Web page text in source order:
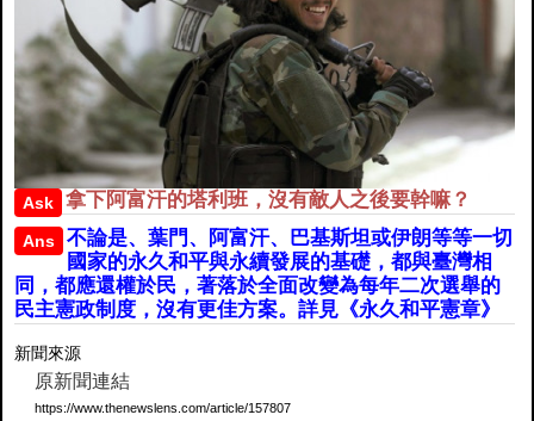
Ask 拿下阿富汗的塔利班，沒有敵人之後要幹嘛？
Ans
不論是、葉門、阿富汗、巴基斯坦或伊朗等等一切
國家的永久和平與永續發展的基礎，都與臺灣相
同，都應還權於民，著落於全面改變為每年二次選舉的
民主憲政制度，沒有更佳方案。詳見《永久和平憲章》
新聞來源
原新聞連結
https://www.thenewslens.com/article/157807